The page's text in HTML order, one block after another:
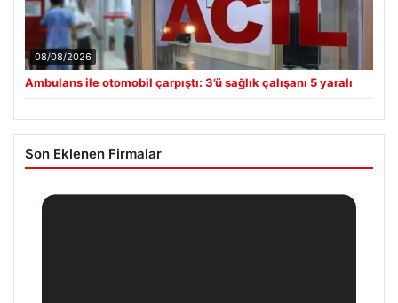
08/08/2026
Ambulans ile otomobil çarpıştı: 3’ü sağlık çalışanı 5 yaralı
Son Eklenen Firmalar